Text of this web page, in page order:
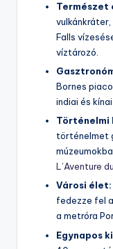
Természet
Falls
víztározó.
Bornes
indiai és
Történelmi
történelmet
L’Aventure
Városi élet:
fedezze fel
a metróra
Egynapos